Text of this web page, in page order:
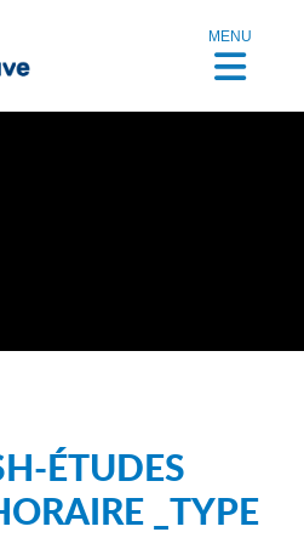
MENU
ÉTUDES
_TYPE